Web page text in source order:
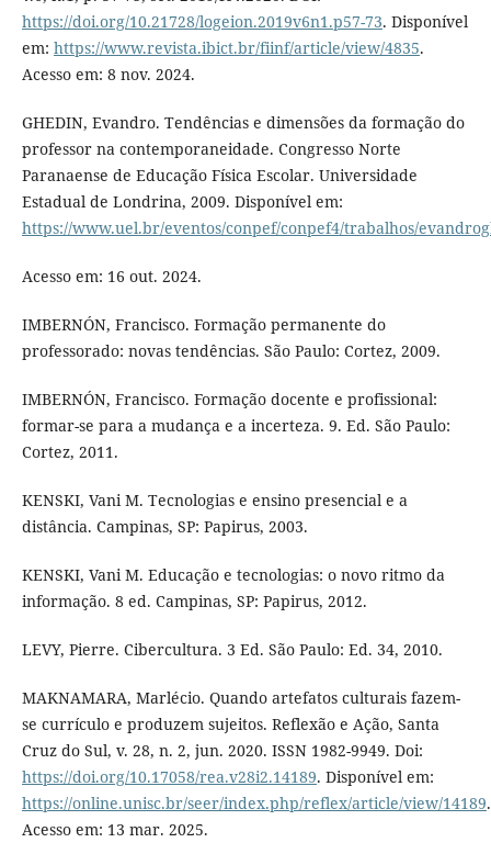
https://doi.org/10.21728/logeion.2019v6n1.p57-73. Disponível
em: https://www.revista.ibict.br/fiinf/article/view/4835.
Acesso em: 8 nov. 2024.
GHEDIN, Evandro. Tendências e dimensões da formação do
professor na contemporaneidade. Congresso Norte
Paranaense de Educação Física Escolar. Universidade
Estadual de Londrina, 2009. Disponível em:
https://www.uel.br/eventos/conpef/conpef4/trabalhos/
Acesso em: 16 out. 2024.
IMBERNÓN, Francisco. Formação permanente do
professorado: novas tendências. São Paulo: Cortez, 2009.
IMBERNÓN, Francisco. Formação docente e profissional:
formar-se para a mudança e a incerteza. 9. Ed. São Paulo:
Cortez, 2011.
KENSKI, Vani M. Tecnologias e ensino presencial e a
distância. Campinas, SP: Papirus, 2003.
KENSKI, Vani M. Educação e tecnologias: o novo ritmo da
informação. 8 ed. Campinas, SP: Papirus, 2012.
LEVY, Pierre. Cibercultura. 3 Ed. São Paulo: Ed. 34, 2010.
MAKNAMARA, Marlécio. Quando artefatos culturais fazem-
se currículo e produzem sujeitos. Reflexão e Ação, Santa
Cruz do Sul, v. 28, n. 2, jun. 2020. ISSN 1982-9949. Doi:
https://doi.org/10.17058/rea.v28i2.14189. Disponível em:
https://online.unisc.br/seer/index.php/reflex/article/view/14189.
Acesso em: 13 mar. 2025.